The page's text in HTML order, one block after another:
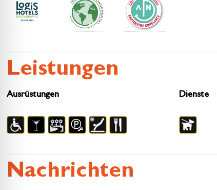
Leistungen
Ausrüstungen Dienste
Nachrichten